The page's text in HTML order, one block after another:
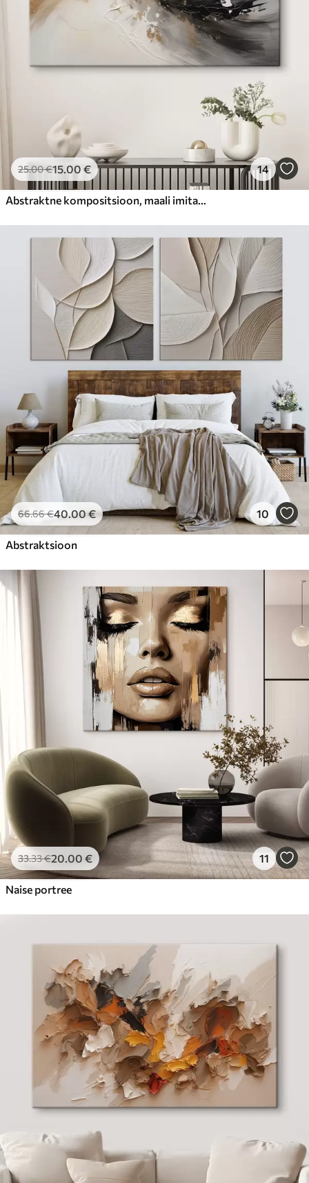
25.00€15.00 € 14
Abstraktne kompositsioon, maali imitatsioon
66.66€40.00€ 10
Abstraktsioon
33.33€20.00 € 11
Naise portree